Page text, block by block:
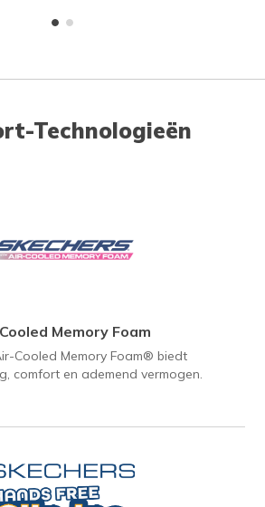
Technologieën
Memory Foam
Cooled Memory Foam® biedt
comfort en ademend vermogen.